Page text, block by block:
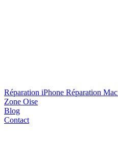
Réparation iPhone Réparation Mac
Zone Oise
Blog
Contact